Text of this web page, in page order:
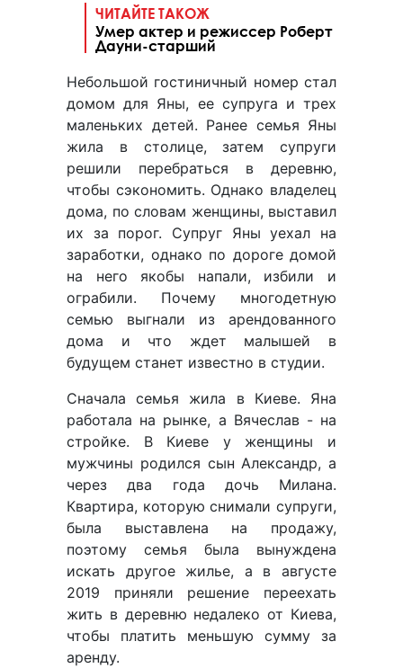
ЧИТАЙТЕ ТАКОЖ
Умер актер и режиссер Роберт
Дауни-старший
Небольшой гостиничный номер стал
домом для Яны, ее супруга и трех
маленьких детей. Ранее семья Яны
жила в столице, затем супруги
решили перебраться в деревню,
чтобы сэкономить. Однако владелец
дома, по словам женщины, выставил
их за порог. Супруг Яны уехал на
заработки, однако по дороге домой
на него якобы напали, избили и
ограбили. Почему многодетную
семью выгнали из арендованного
дома и что ждет малышей в
будущем станет известно в студии.
Сначала семья жила в Киеве. Яна
работала на рынке, а Вячеслав - на
стройке. В Киеве у женщины и
мужчины родился сын Александр, а
через два года дочь Милана.
Квартира, которую снимали супруги,
была выставлена на продажу,
поэтому семья была вынуждена
искать другое жилье, а в августе
2019 приняли решение переехать
жить в деревню недалеко от Киева,
чтобы платить меньшую сумму за
аренду.